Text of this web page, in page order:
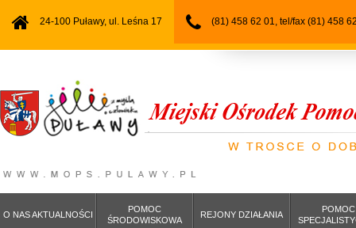
24-100 Puławy, ul. Leśna 17 (81) 458 62 01, tel/fax (81) 458
O NAS AKTUALNOŚCI
POMOC
ŚRODOWISKOWA
REJONY DZIAŁANIA
POMOC